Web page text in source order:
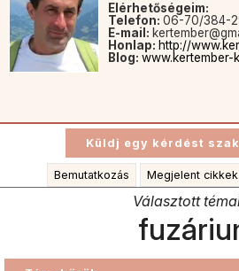
Elérhetőségeim:
Telefon: 06-70/384-
E-mail:
Honlap: http://
Blog: www.kertember-
Bemutatkozás Megjelent cikkek
Választott